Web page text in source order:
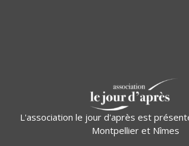
L'association le jour d'après est
Montpellier et Nîmes